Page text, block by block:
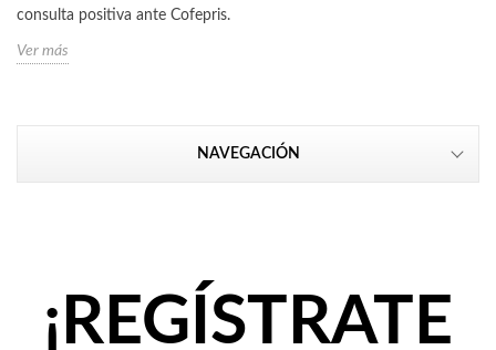
consulta positiva ante Cofepris.
Ver más
NAVEGACIÓN
¡REGÍSTRATE